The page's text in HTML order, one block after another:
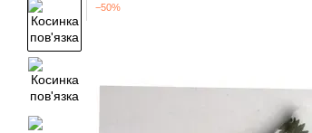
−50%